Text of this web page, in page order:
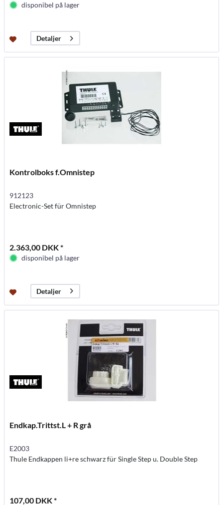
disponibel på lager
Detaljer
Kontrolboks f.Omnistep
912123
Electronic-Set für Omnistep
2.363,00 DKK *
disponibel på lager
Detaljer
Endkap.Trittst.L + R grå
E2003
Thule Endkappen li+re schwarz für Single Step u. Double Step
107,00 DKK *